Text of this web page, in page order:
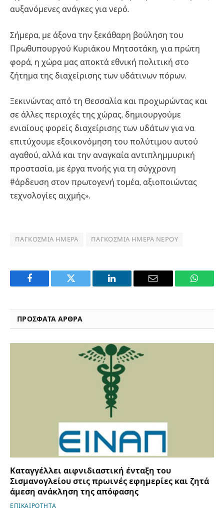
αυξανόμενες ανάγκες για νερό.
Σήμερα, με άξονα την ξεκάθαρη βούληση του
Πρωθυπουργού Κυριάκου Μητσοτάκη, για πρώτη
φορά, η χώρα μας αποκτά εθνική πολιτική στο
ζήτημα της διαχείρισης των υδάτινων πόρων.
Ξεκινώντας από τη Θεσσαλία και προχωρώντας και
σε άλλες περιοχές της χώρας, δημιουργούμε
ενιαίους φορείς διαχείρισης των υδάτων για να
επιτύχουμε εξοικονόμηση του πολύτιμου αυτού
αγαθού, αλλά και την αναγκαία αντιπλημμυρική
προστασία, με έργα πνοής για τη σύγχρονη
#άρδευση στον πρωτογενή τομέα, αξιοποιώντας
τεχνολογίες αιχμής».
ΠΑΓΚΌΣΜΙΑ ΗΜΈΡΑ ΠΑΓΚΌΣΜΙΑ ΗΜΈΡΑ ΝΕΡΟΎ
Facebook Twitter LinkedIn Email
ΠΡΟΣΦΑΤΑ ΑΡΘΡΑ
Καταγγέλλει αιφνιδιαστική ένταξη του
Σισμανογλείου στις πρωινές εφημερίες και ζητά
άμεση ανάκληση της απόφασης
ΕΠΙΚΑΙΡΟΤΗΤΑ